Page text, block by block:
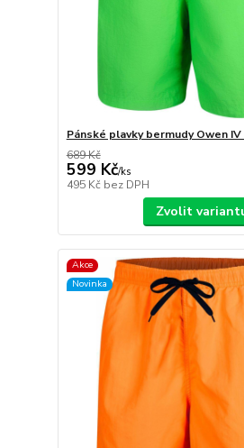
Pánské plavky bermudy Owen
689 Kč
599 Kč/ks
495 Kč bez DPH
Zvolit
Akce
Novinka